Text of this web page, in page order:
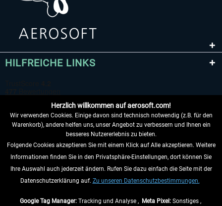
HILFREICHE LINKS
VERTRAG WIDERRUFEN
INFORMATIONEN
Herzlich willkommen auf aerosoft.com!
Wir verwenden Cookies. Einige davon sind technisch notwendig (z.B. für den
Warenkorb), andere helfen uns, unser Angebot zu verbessern und Ihnen ein
besseres Nutzererlebnis zu bieten.
Folgende Cookies akzeptieren Sie mit einem Klick auf Alle akzeptieren. Weitere
Informationen finden Sie in den Privatsphäre-Einstellungen, dort können Sie
Ihre Auswahl auch jederzeit ändern. Rufen Sie dazu einfach die Seite mit der
Datenschutzerklärung auf. Zu unseren Datenschutzbestimmungen.
Google Tag Manager:Tracking und Analyse , Meta Pixel:Sonstiges ,